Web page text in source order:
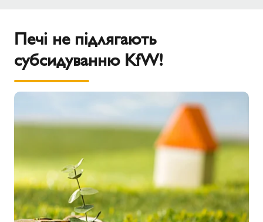
Печі не підлягають
субсидуванню KfW!